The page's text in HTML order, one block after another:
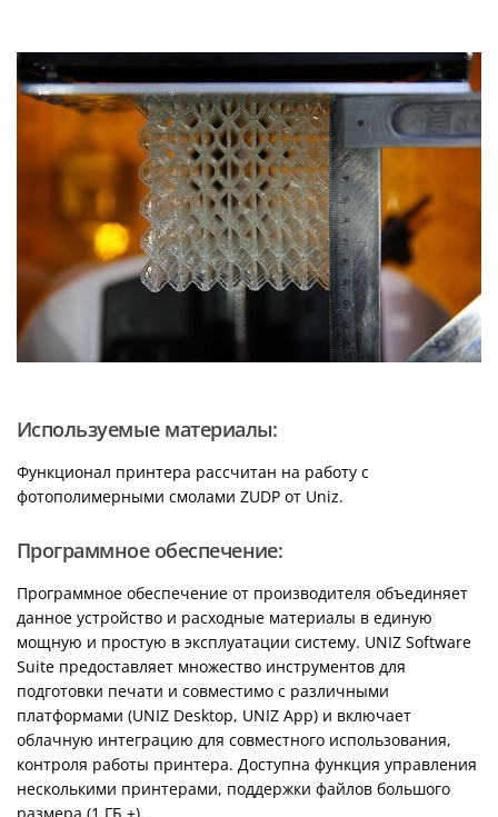
Используемые материалы:
Функционал принтера рассчитан на работу с
фотополимерными смолами ZUDP от Uniz.
Программное обеспечение:
Программное обеспечение от производителя объединяет
данное устройство и расходные материалы в единую
мощную и простую в эксплуатации систему. UNIZ Software
Suite предоставляет множество инструментов для
подготовки печати и совместимо с различными
платформами (UNIZ Desktop, UNIZ App) и включает
облачную интеграцию для совместного использования,
контроля работы принтера. Доступна функция управления
несколькими принтерами, поддержки файлов большого